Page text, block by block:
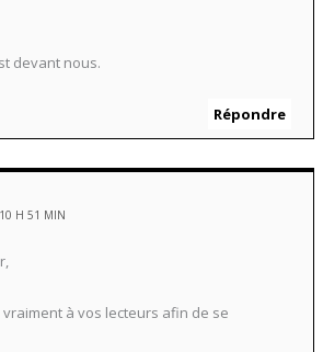
devant nous.
Répondre
H 51 MIN
à vos lecteurs afin de se